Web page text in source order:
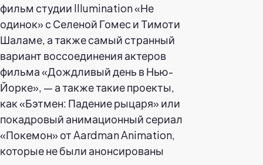
фильм студии Illumination «Не
одинок» с Селеной Гомес и Тимоти
Шаламе, а также самый странный
вариант воссоединения актеров
фильма «Дождливый день в Нью-
Йорке», — а также такие проекты,
как «Бэтмен: Падение рыцаря» или
покадровый анимационный сериал
«Покемон» от Aardman Animation,
которые не были анонсированы